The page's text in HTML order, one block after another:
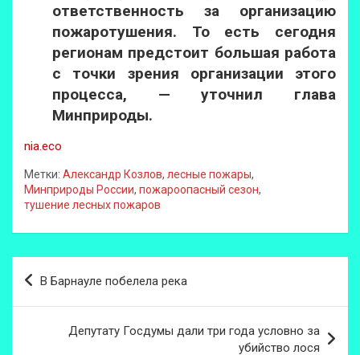
ответственность за организацию
пожаротушения. То есть сегодня
регионам предстоит большая работа
с точки зрения организации этого
процесса, — уточнил глава
Минприроды.
nia.eco
Метки: Александр Козлов, лесные пожары,
Минприроды России, пожароопасный сезон,
тушение лесных пожаров
Навигация
записям
В Барнауле побелела река
Депутату Госдумы дали три года условно за
убийство лося